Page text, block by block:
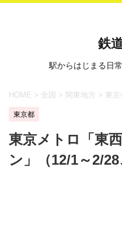
鉄
駅からはじまる日
HOME > 全国 > 関東地方 > 東京
東京都
東京メトロ「東
ン」（12/1～2/28